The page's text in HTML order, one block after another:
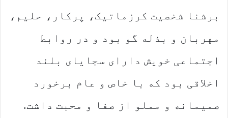
برشنا شخصیت کرزماتیک، پرکار، حلیم،
مهربان و بذله گو بود و در روابط
اجتماعی خویش دارای سجایای بلند
اخلاقی بود که با خاص و عام برخورد
صمیمانه و مملو از صفا و محبت داشت.